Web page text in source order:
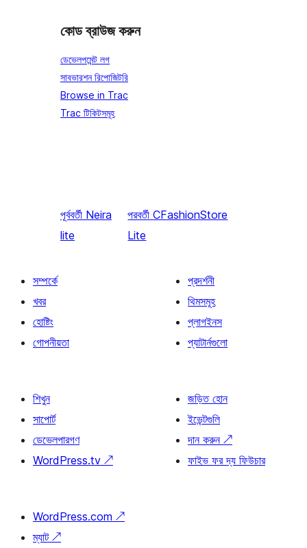
কোড ব্রাউজ করুন
ডেভেলপমেন্ট লগ
সাবভারশন রিপোজিটরি
Browse in Trac
Trac টিকিটসমূহ
পূর্ববর্তী Neira
lite
পরবর্তী CFashionStore
Lite
সম্পর্কে
খবর
হোষ্টিং
গোপনীয়তা
প্রদর্শনী
থিমসমূহ
প্লাগইনস
প্যাটার্নগুলো
শিখুন
সাপোর্ট
ডেভেলপারগণ
WordPress.tv ↗
জড়িত হোন
ইভেন্টগুলি
দান করুন ↗
ফাইভ ফর দ্য ফিউচার
WordPress.com ↗
ম্যাট ↗